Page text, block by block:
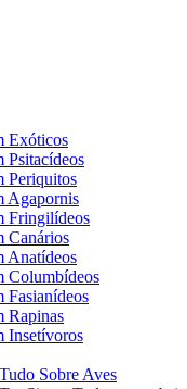
Exóticos
Psitacídeos
Periquitos
Agapornis
Fringilídeos
Canários
Anatídeos
Columbídeos
Fasianídeos
Rapinas
Insetívoros
Sobre Aves